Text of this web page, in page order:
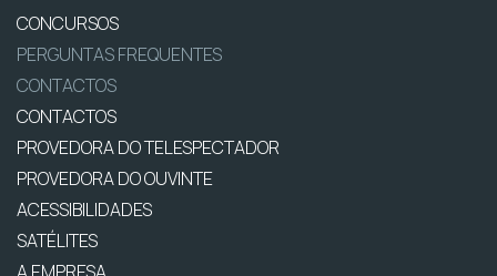
CONCURSOS
PERGUNTAS FREQUENTES
CONTACTOS
CONTACTOS
PROVEDORA DO TELESPECTADOR
PROVEDORA DO OUVINTE
ACESSIBILIDADES
SATÉLITES